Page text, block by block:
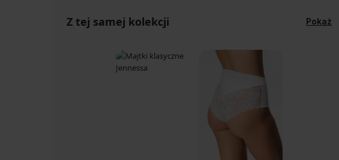
Z tej samej kolekcji Pokaż